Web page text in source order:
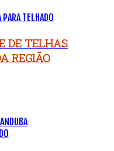
TELHADO
DE TELHAS
REGIÃO